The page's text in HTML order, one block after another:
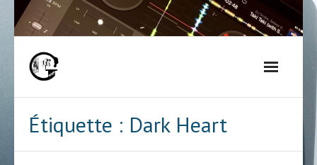
Skip
to
Étiquette : Dark Heart